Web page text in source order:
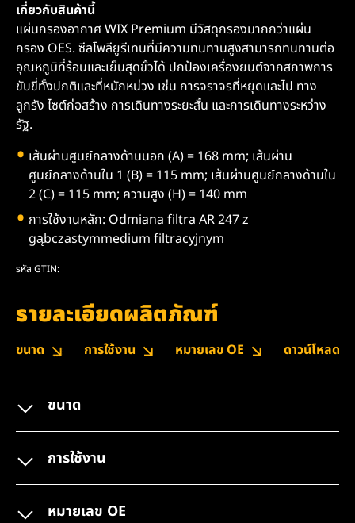
เกี่ยวกับสินค้านี้
แผ่นกรองอากาศ WIX Premium มีวัสดุกรองมากกว่าแผ่น
กรอง OES. ซีลโพลียูรีเทนที่มีความทนทานสูงสามารถทนทานต่อ
อุณหภูมิที่ร้อนและเย็นสุดขั้วได้ ปกป้องเครื่องยนต์จากสภาพการ
ขับขี่ทั้งปกติและที่หนักหน่วง เช่น การจราจรที่หยุดและไป ทาง
ลูกรัง ไซต์ก่อสร้าง การเดินทางระยะสั้น และการเดินทางระหว่าง
รัฐ.
เส้นผ่านศูนย์กลางด้านนอก (A) = 168 mm; เส้นผ่าน
ศูนย์กลางด้านใน 1 (B) = 115 mm; เส้นผ่านศูนย์กลางด้านใน
2 (C) = 115 mm; ความสูง (H) = 140 mm
การใช้งานหลัก: Odmiana filtra AR 247 z
gąbczastymmedium filtracyjnym
รหัส GTIN:
รายละเอียดผลิตภัณฑ์
ขนาด การใช้งาน หมายเลข OE ดาวน์โหลด
ขนาด
การใช้งาน
หมายเลข OE